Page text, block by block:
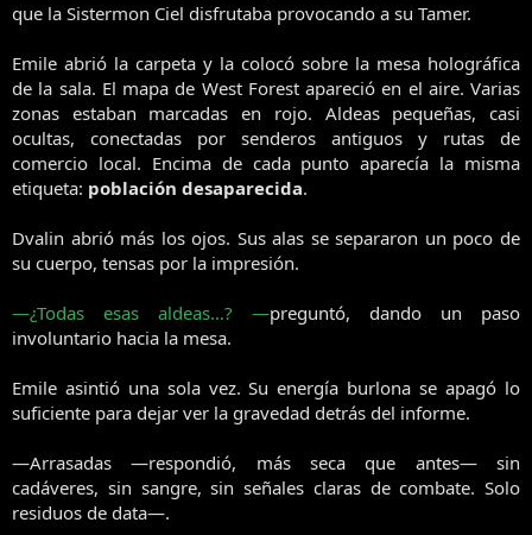
que la Sistermon Ciel disfrutaba provocando a su Tamer.
Emile abrió la carpeta y la colocó sobre la mesa holográfica
de la sala. El mapa de West Forest apareció en el aire. Varias
zonas estaban marcadas en rojo. Aldeas pequeñas, casi
ocultas, conectadas por senderos antiguos y rutas de
comercio local. Encima de cada punto aparecía la misma
etiqueta: población desaparecida.
Dvalin abrió más los ojos. Sus alas se separaron un poco de
su cuerpo, tensas por la impresión.
—¿Todas esas aldeas…? —preguntó, dando un paso
involuntario hacia la mesa.
Emile asintió una sola vez. Su energía burlona se apagó lo
suficiente para dejar ver la gravedad detrás del informe.
—Arrasadas —respondió, más seca que antes— sin
cadáveres, sin sangre, sin señales claras de combate. Solo
residuos de data—.